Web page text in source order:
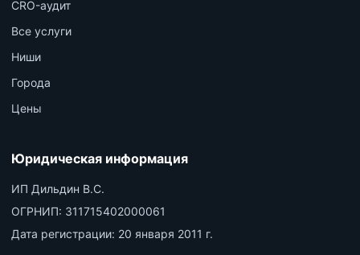
CRO-аудит
Все услуги
Ниши
Города
Цены
Юридическая информация
ИП Дильдин В.С.
ОГРНИП: 311715402000061
Дата регистрации: 20 января 2011 г.